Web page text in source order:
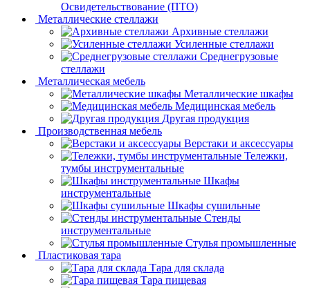
Освидетельствование (ПТО)
Металлические стеллажи
Архивные стеллажи
Усиленные стеллажи
Среднегрузовые
стеллажи
Металлическая мебель
Металлические шкафы
Медицинская мебель
Другая продукция
Производственная мебель
Верстаки и аксессуары
Тележки,
тумбы инструментальные
Шкафы
инструментальные
Шкафы сушильные
Стенды
инструментальные
Cтулья промышленные
Пластиковая тара
Тара для склада
Тара пищевая